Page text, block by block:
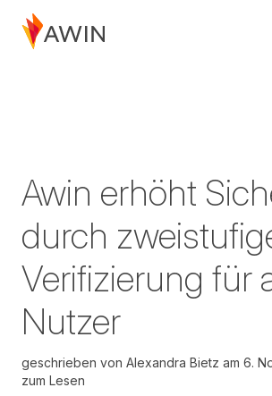
Awin erhöht
durch
Verifizierung für
Nutzer
geschrieben von Alexandra Bietz am 6.
zum Lesen